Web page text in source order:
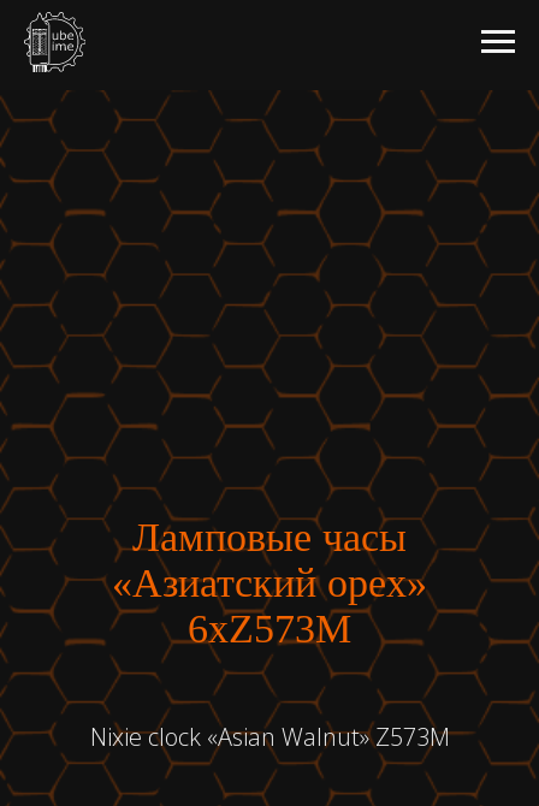
Ламповые часы
«Азиатский орех»
6хZ573M
Nixie clock «Asian Walnut» Z573M